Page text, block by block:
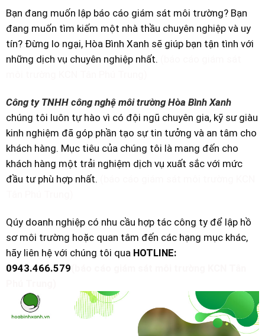
Bạn đang muốn lập báo cáo giám sát môi trường? Bạn
đang muốn tìm kiếm một nhà thầu chuyên nghiệp và uy
tín? Đừng lo ngại, Hòa Bình Xanh sẽ giúp bạn tận tình với
những dịch vụ chuyên nghiệp nhất.
Công ty TNHH công nghệ môi trường Hòa Bình Xanh
chúng tôi luôn tự hào vì có đội ngũ chuyên gia, kỹ sư giàu
kinh nghiệm đã góp phần tạo sự tin tưởng và an tâm cho
khách hàng. Mục tiêu của chúng tôi là mang đến cho
khách hàng một trải nghiệm dịch vụ xuất sắc với mức
đầu tư phù hợp nhất.
Qúy doanh nghiệp có nhu cầu hợp tác công ty để lập hồ
sơ môi trường hoặc quan tâm đến các hạng mục khác,
hãy liên hệ với chúng tôi qua HOTLINE:
0943.466.579